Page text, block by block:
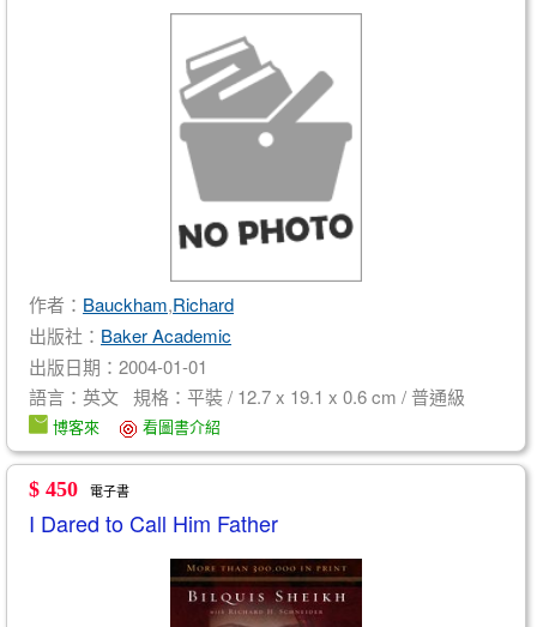
作者： Bauckham,Richard
出版社： Baker Academic
出版日期：2004-01-01
語言：英文 規格：平裝 / 12.7 x 19.1 x 0.6 cm / 普通級
博客來 看圖書介紹
$ 450 電子書
I Dared to Call Him Father